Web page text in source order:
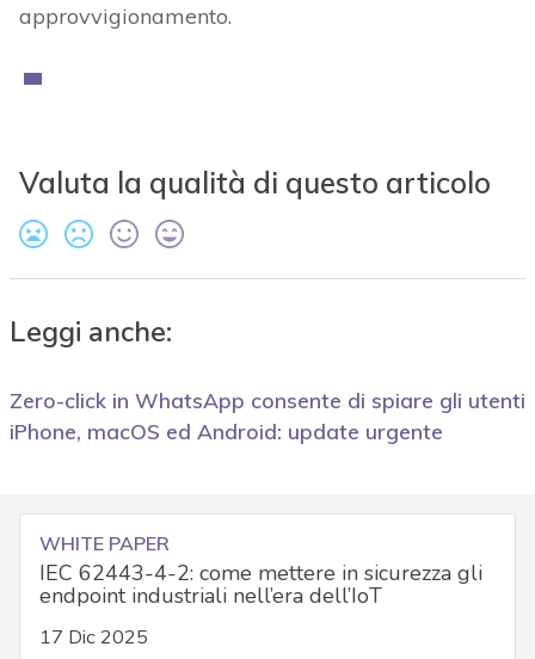
approvvigionamento.
Valuta la qualità di questo articolo
Leggi anche:
Zero-click in WhatsApp consente di spiare gli utenti
iPhone, macOS ed Android: update urgente
WHITE PAPER
IEC 62443-4-2: come mettere in sicurezza gli
endpoint industriali nell’era dell’IoT
17 Dic 2025